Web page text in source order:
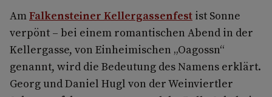
AmFalkensteiner Kellergassenfest ist Sonne
verpönt – bei einem romantischen Abend in der
Kellergasse, von Einheimischen „Oagossn“
genannt, wird die Bedeutung des Namens erklärt.
Georg und Daniel Hugl von der Weinviertler